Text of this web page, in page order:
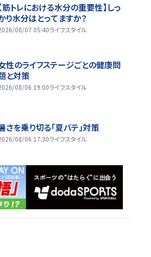
筋トレにおける水分の重要性】しっ
り水分はとってますか？
08/07 05:40ライフスタイル
性のライフステージごとの健康問
と対策
08/06 19:00ライフスタイル
さを乗り切る「夏バテ」対策
08/06 17:30ライフスタイル